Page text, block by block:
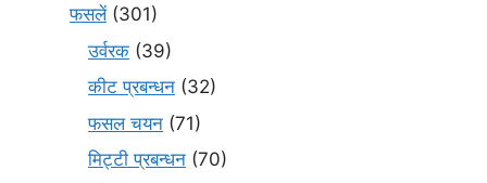
फसलें(301)
उर्वरक (39)
कीट प्रबन्धन (32)
फसल चयन (71)
मि‌ट्टी प्रबन्धन (70)